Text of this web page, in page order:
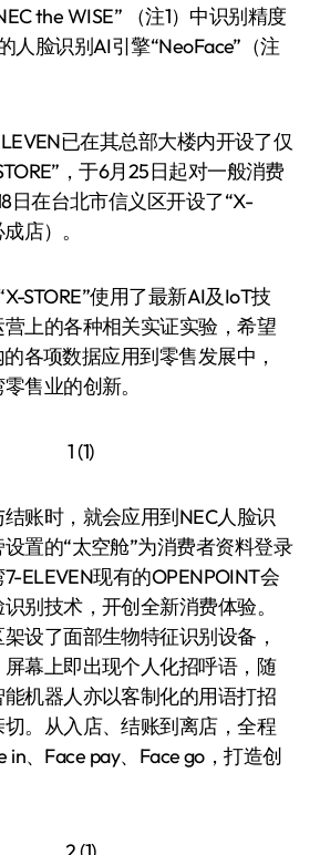
the WISE” （注1）中识别精度
人脸识别AI引擎“NeoFace”（注
已在其总部大楼内开设了仅
，于6月25日起对一般消费
日在台北市信义区开设了“X-
店）。
STORE”使用了最新AI及IoT技
上的各种相关实证实验，希望
各项数据应用到零售发展中，
售业的创新。
账时，就会应用到NEC人脸识
置的“太空舱”为消费者资料登录
ELEVEN现有的OPENPOINT会
别技术，开创全新消费体验。
设了面部生物特征识别设备，
幕上即出现个人化招呼语，随
机器人亦以客制化的用语打招
。从入店、结账到离店，全程
in、Face pay、Face go，打造创